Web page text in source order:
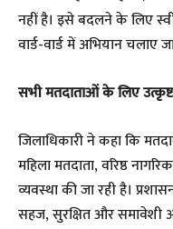
नहीं है। इसे बदलने के लिए
वार्ड-वार्ड में अभियान चलाए
सभी मतदाताओं के लिए
जिलाधिकारी ने कहा कि
महिला मतदाता, वरिष्ठ
व्यवस्था की जा रही है।
सहज, सुरक्षित और समावेशी